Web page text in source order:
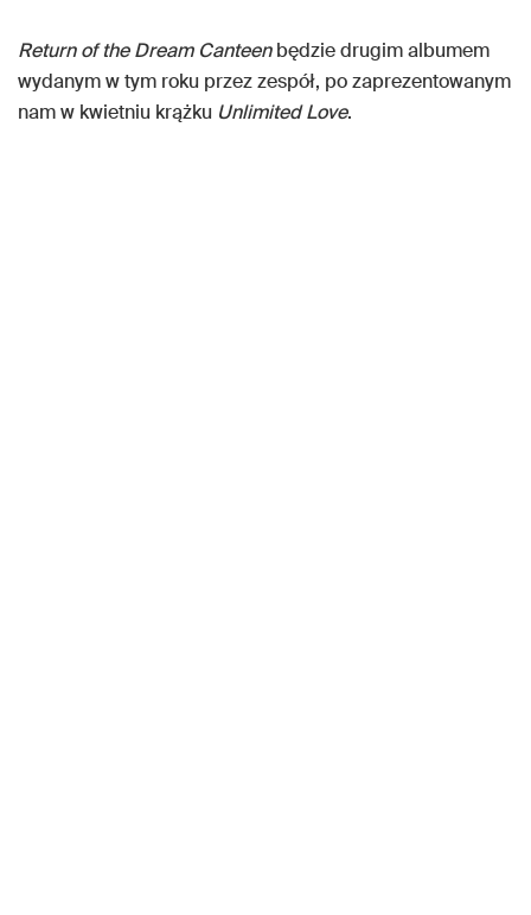
Return of the Dream Canteenbędzie drugim albumem
wydanym w tym roku przez zespół, po zaprezentowanym
nam w kwietniu krążku Unlimited Love.